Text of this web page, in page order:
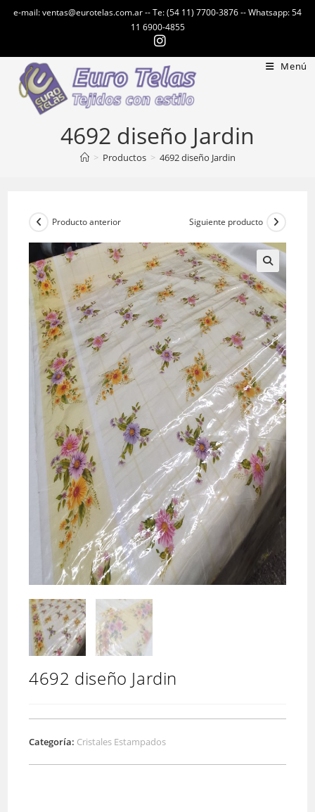
e-mail: ventas@eurotelas.com.ar -- Te: (54 11) 7700-3876 -- Whatsapp: 54
11 6900-4855
Menú
4692 diseño Jardin
> Productos > 4692 diseño Jardin
Producto anterior Siguiente producto
4692 diseño Jardin
Categoría: Cristales Estampados